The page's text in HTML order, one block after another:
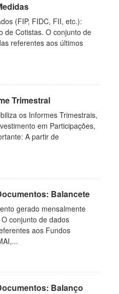
(FIP, FIDC, FII, etc.):
de Cotistas. O conjunto de
referentes aos últimos
Trimestral
os Informes Trimestrais,
em Participações,
A partir de
Balancete
gerado mensalmente
conjunto de dados
aos Fundos
Balanço